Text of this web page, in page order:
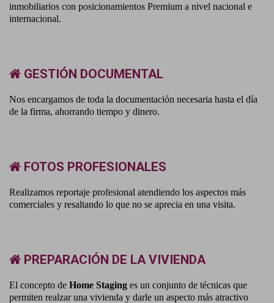
inmobiliarios con posicionamientos Premium a nivel nacional e
internacional.
GESTIÓN DOCUMENTAL
Nos encargamos de toda la documentación necesaria hasta el día
de la firma, ahorrando tiempo y dinero.
FOTOS PROFESIONALES
Realizamos reportaje profesional atendiendo los aspectos más
comerciales y resaltando lo que no se aprecia en una visita.
PREPARACIÓN DE LA VIVIENDA
El concepto de Home Staging es un conjunto de técnicas que
permiten realzar una vivienda y darle un aspecto más atractivo